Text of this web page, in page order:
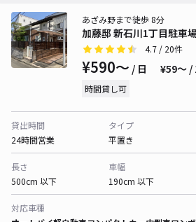
加藤邸 新石川1丁目駐車
あざみ野まで徒歩 8分
4.7 / 20件
¥590〜 / 日 ¥59〜 /
時間貸し可
貸出時間
24時間営業
タイプ
平置き
長さ
500cm 以下
車幅
190cm 以下
対応車種